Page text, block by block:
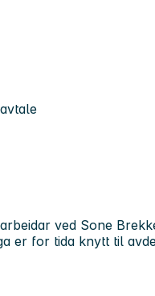
ved Sone
er for tida knytt til